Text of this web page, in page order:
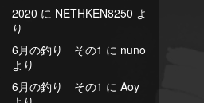
2020 に NETHKEN8250 よ
り
6月の釣り その1 に nuno
より
6月の釣り その1 に Aoy